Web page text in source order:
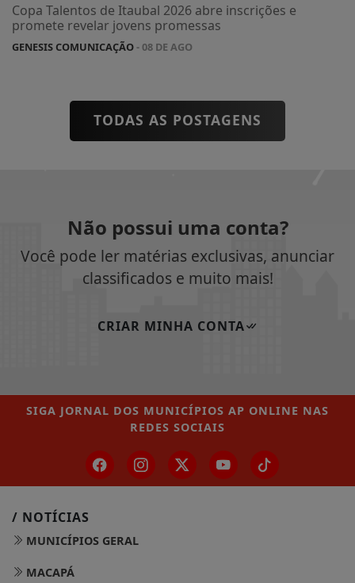
Copa Talentos de Itaubal 2026 abre inscrições e
promete revelar jovens promessas
GENESIS COMUNICAÇÃO- 08 DE AGO
TODAS AS POSTAGENS
Não possui uma conta?
Você pode ler matérias exclusivas, anunciar
classificados e muito mais!
CRIAR MINHA CONTA
SIGA JORNAL DOS MUNICÍPIOS AP ONLINE NAS
REDES SOCIAIS
/ NOTÍCIAS
MUNICÍPIOS GERAL
MACAPÁ